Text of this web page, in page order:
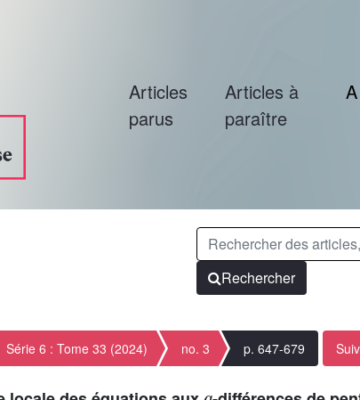
Articles
parus
Articles à
paraître
Rechercher
Série 6 : Tome 33 (2024) no. 3 p. 647-679